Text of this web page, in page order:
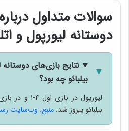
سوالات متداول
دوستانه لیورپول و
نتایج بازی‌های دوستانه
بیلبائو چه بود؟
بیلبائو پیروز شد.منبع: وب‌سایت